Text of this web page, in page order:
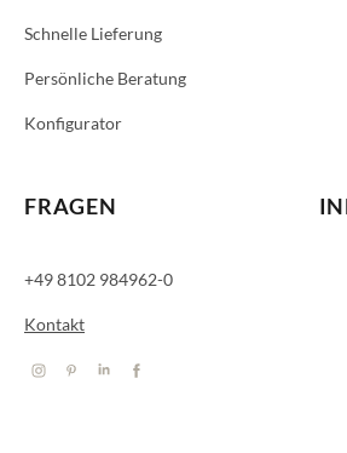
Schnelle Lieferung
Persönliche Beratung
Konfigurator
FRAGEN
+49 8102 984962-0
Kontakt